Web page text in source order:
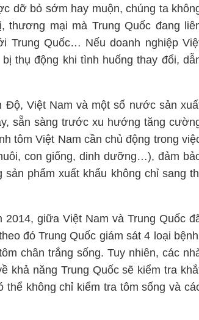
dỡ bỏ sớm hay muộn, chúng ta
mại mà Trung Quốc đang
Trung Quốc… Nếu doanh nghiệp
thụ động khi tình huống thay đổi,
Độ, Việt Nam và một số nước sản
sẵn sàng trước xu hướng tăng
tôm Việt Nam cần chủ động trong
con giống, dinh dưỡng…), đảm
phẩm xuất khẩu không chỉ sang
giữa Việt Nam và Trung Quốc
đó Trung Quốc giám sát 4 loại
chân trắng sống. Tuy nhiên, các
khả năng Trung Quốc sẽ kiểm tra
không chỉ kiểm tra tôm sống và